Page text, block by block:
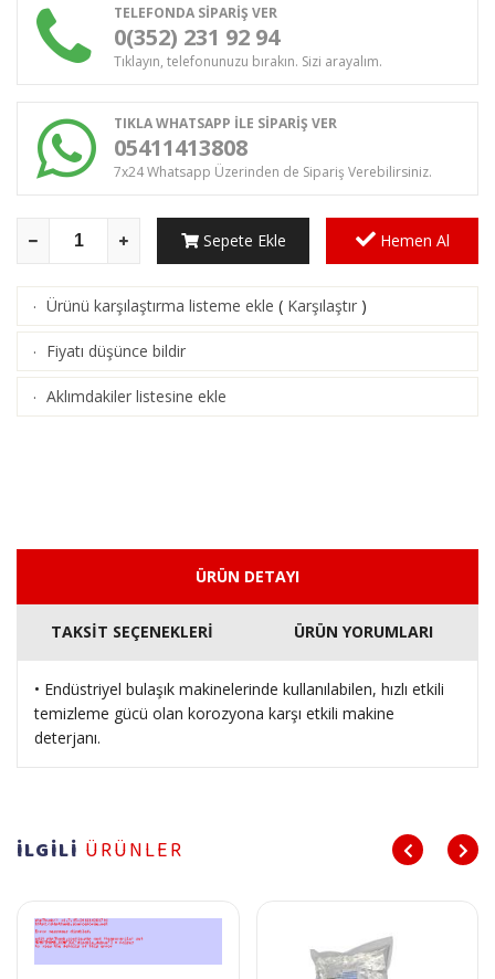
TELEFONDA SİPARİŞ VER
0(352) 231 92 94
Tıklayın, telefonunuzu bırakın. Sizi arayalım.
TIKLA WHATSAPP İLE SİPARİŞ VER
05411413808
7x24 Whatsapp Üzerinden de Sipariş Verebilirsiniz.
Sepete Ekle Hemen Al
· Ürünü karşılaştırma listeme ekle ( Karşılaştır )
· Fiyatı düşünce bildir
· Aklımdakiler listesine ekle
ÜRÜN DETAYI
TAKSİT SEÇENEKLERİ ÜRÜN YORUMLARI
• Endüstriyel bulaşık makinelerinde kullanılabilen, hızlı etkili
temizleme gücü olan korozyona karşı etkili makine
deterjanı.
İLGİLİ ÜRÜNLER